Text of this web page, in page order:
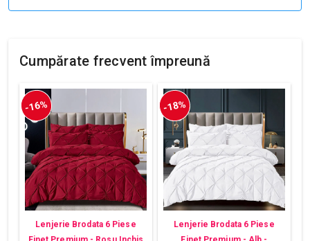
Cumpărate frecvent împreună
-16%
Lenjerie Brodata 6 Piese
-18%
Lenjerie Brodata 6 Piese